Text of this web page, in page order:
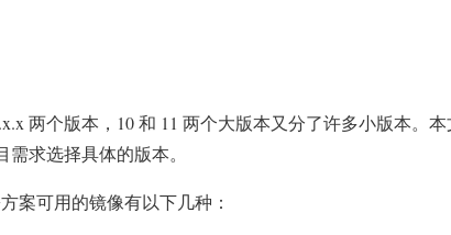
两个版本，10 和 11 两个大版本又分了许多小版本。
需求选择具体的版本。
案可用的镜像有以下几种：